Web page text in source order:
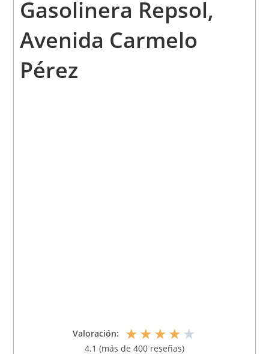
Gasolinera Repsol,
Avenida Carmelo
Pérez
Valoración: ★★★★★
4.1 (más de 400 reseñas)